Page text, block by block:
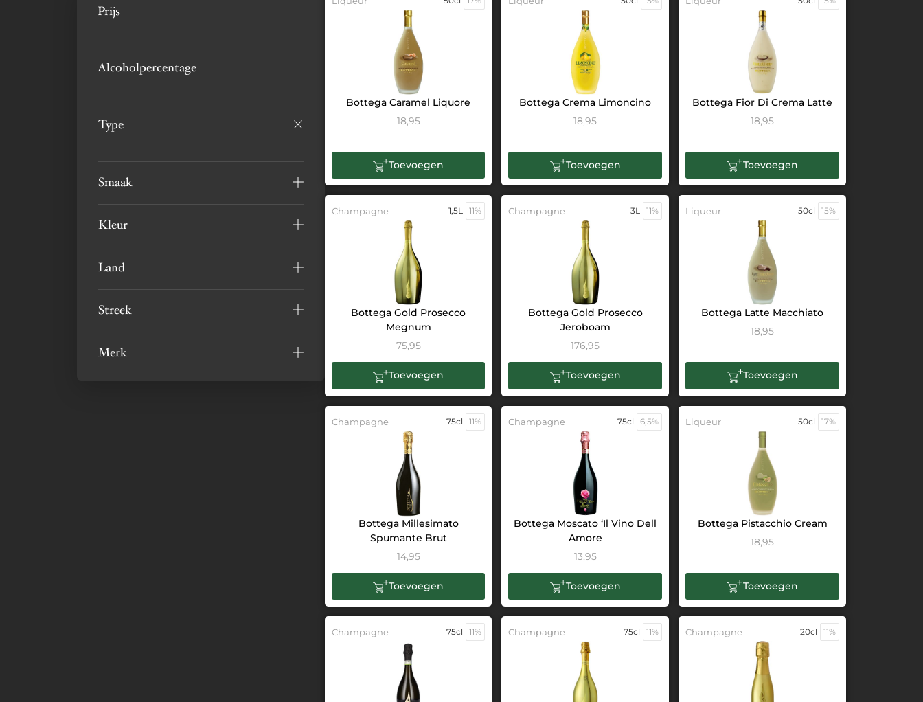
Prijs
Alcoholpercentage
Type
Smaak
Kleur
Land
Streek
Merk
Bottega Caramel Liquore
18,95
Toevoegen
Bottega Crema Limoncino
18,95
Toevoegen
Bottega Fior Di Crema Latte
18,95
Toevoegen
Champagne 1,5L 11%
Bottega Gold Prosecco
Megnum
75,95
Toevoegen
Champagne 3L 11%
Bottega Gold Prosecco
Jeroboam
176,95
Toevoegen
Liqueur 50cl 15%
Bottega Latte Macchiato
18,95
Toevoegen
Champagne 75cl 11%
Bottega Millesimato
Spumante Brut
14,95
Toevoegen
Champagne 75cl 6,5%
Bottega Moscato ‘Il Vino Dell
Amore
13,95
Toevoegen
Liqueur 50cl 17%
Bottega Pistacchio Cream
18,95
Toevoegen
Champagne 75cl 11% Champagne 75cl 11% Champagne 20cl 11%